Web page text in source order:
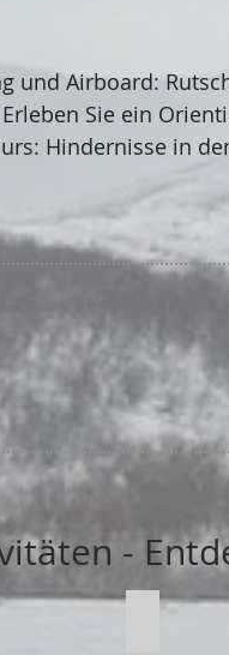
und Airboard:
Sie ein
Hindernisse in
-